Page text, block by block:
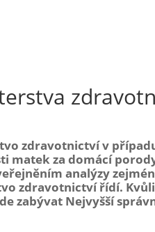
zdravotnictví v
matek za domácí
analýzy
zdravotnictví řídí.
zabývat Nejvyšší